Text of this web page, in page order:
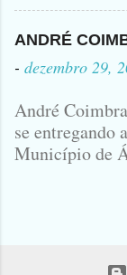
ANDRÉ
- dezembro 29,
André
se entregando
Município de
cedo, tinha
qual seria a